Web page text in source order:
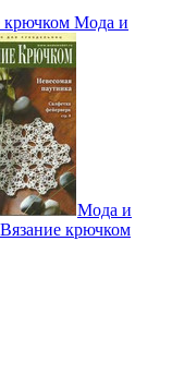
крючком Мода и
Мода и
крючком